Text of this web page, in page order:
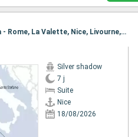
Itinéraire : Nice, Livourne, Porto Santo Stefano, Civitavecchia - Rome, La Valette, Nice, Livourne, Porto Santo Stefano, Civitavecchia - Rome, La Valette
Silver shadow
7 j
Suite
Nice
18/08/2026